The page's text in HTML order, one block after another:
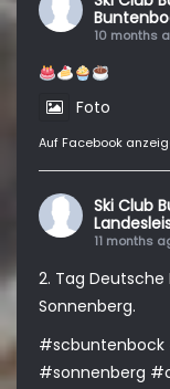
10 months
Foto
Auf Facebook
Ski Club
11 months
2. Tag
Sonnenberg.
#scbuntenbock
#sonnenberg